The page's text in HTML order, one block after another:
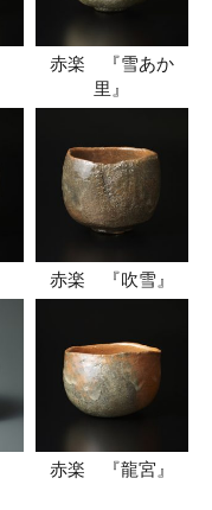
赤楽 『雪あか
里』
赤楽 『吹雪』
赤楽 『龍宮』